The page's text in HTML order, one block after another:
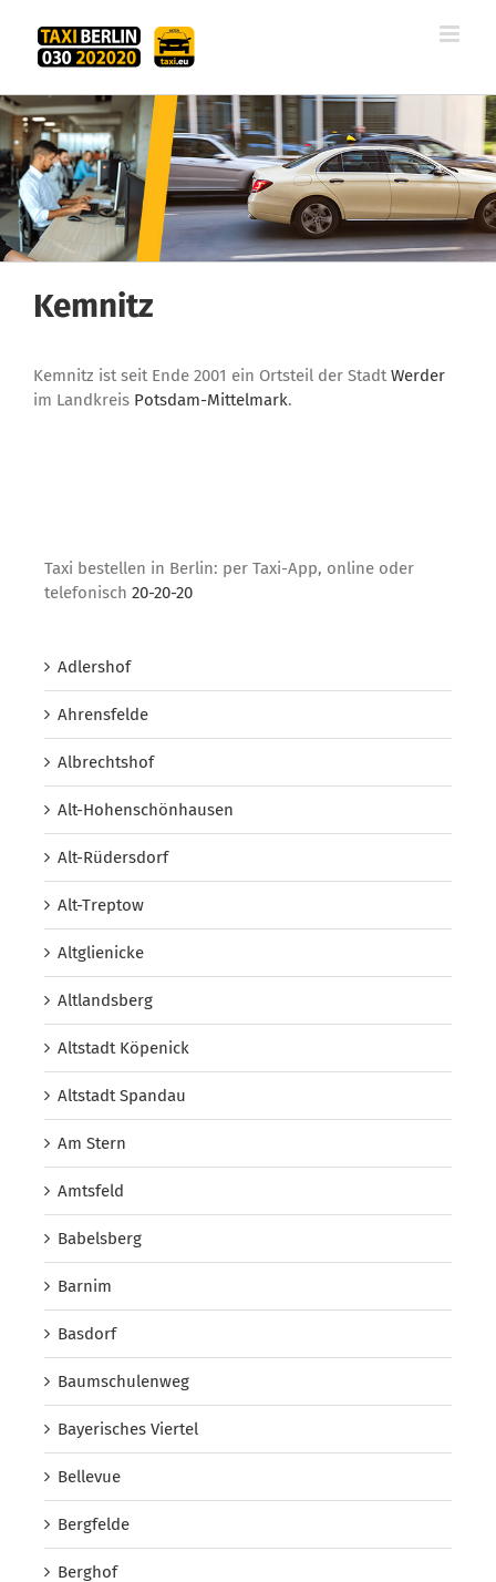
Inhalt
springen
Kemnitz
Kemnitz ist seit Ende 2001 ein Ortsteil der Stadt Werder
im Landkreis Potsdam-Mittelmark.
Taxi bestellen in Berlin: per Taxi-App, online oder
telefonisch 20-20-20
Adlershof
Ahrensfelde
Albrechtshof
Alt-Hohenschönhausen
Alt-Rüdersdorf
Alt-Treptow
Altglienicke
Altlandsberg
Altstadt Köpenick
Altstadt Spandau
Am Stern
Amtsfeld
Babelsberg
Barnim
Basdorf
Baumschulenweg
Bayerisches Viertel
Bellevue
Bergfelde
Berghof